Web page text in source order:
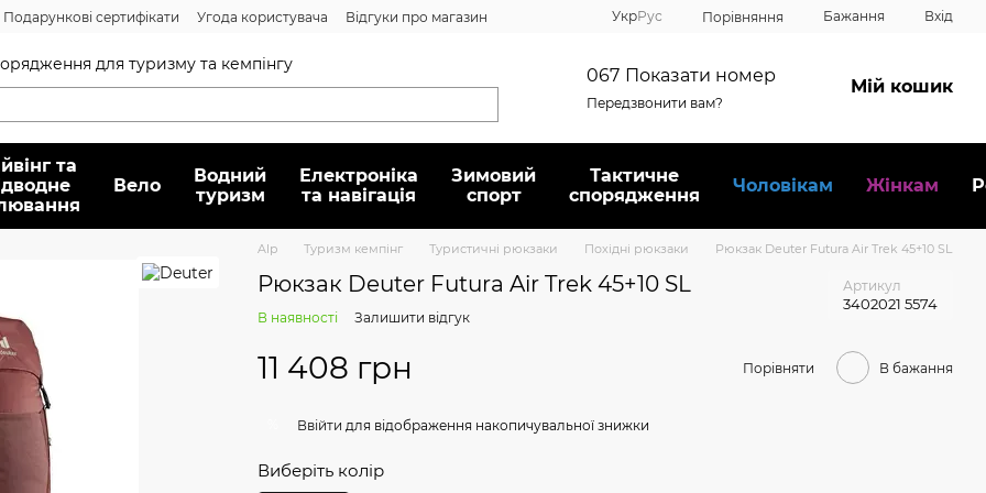
Подарункові сертифікати Угода користувача
Відгуки про магазин
УкрРус Порівняння Бажання Вхід
для туризму та кемпінгу
067 Показати номер
Передзвонити вам?
Мій кошик
та
Вело
Водний
туризм
Електроніка
та навігація
Зимовий
спорт
Тактичне
спорядження
Чоловікам Жінкам
Alp Туризм кемпінг Туристичні рюкзаки Похідні рюкзаки Рюкзак Deuter Futura Air Trek 45+10 SL
Рюкзак Deuter Futura Air Trek 45+10 SL Артикул
3402021 5574
В наявності Залишити відгук
11 408 грн Порівняти В бажання
Ввійти для відображення накопичувальної знижки
Виберіть колір